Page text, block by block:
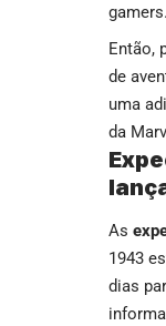
gamers.
Então,
de
uma
da
As
1943
dias